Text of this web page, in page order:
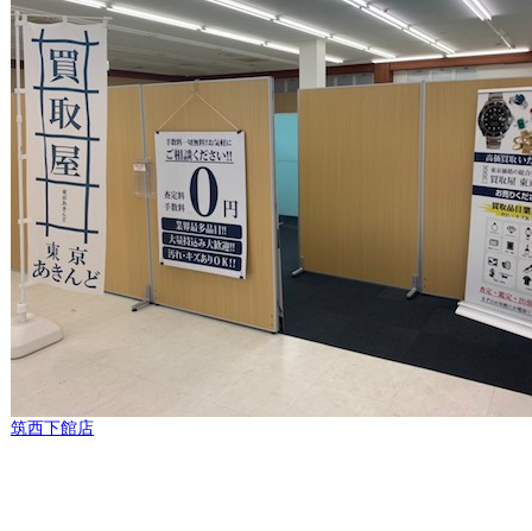
筑西下館店